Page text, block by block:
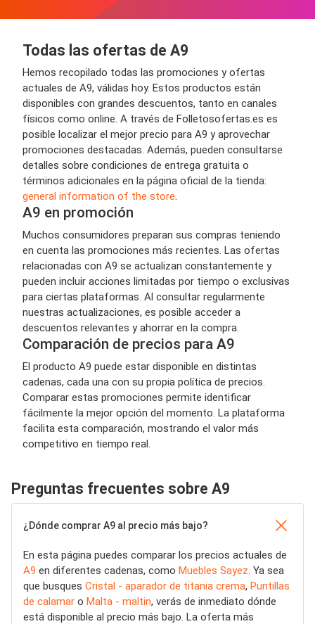
Todas las ofertas de A9
Hemos recopilado todas las promociones y ofertas
actuales de A9, válidas hoy. Estos productos están
disponibles con grandes descuentos, tanto en canales
físicos como online. A través de Folletosofertas.es es
posible localizar el mejor precio para A9 y aprovechar
promociones destacadas. Además, pueden consultarse
detalles sobre condiciones de entrega gratuita o
términos adicionales en la página oficial de la tienda:
general information of the store.
A9 en promoción
Muchos consumidores preparan sus compras teniendo
en cuenta las promociones más recientes. Las ofertas
relacionadas con A9 se actualizan constantemente y
pueden incluir acciones limitadas por tiempo o exclusivas
para ciertas plataformas. Al consultar regularmente
nuestras actualizaciones, es posible acceder a
descuentos relevantes y ahorrar en la compra.
Comparación de precios para A9
El producto A9 puede estar disponible en distintas
cadenas, cada una con su propia política de precios.
Comparar estas promociones permite identificar
fácilmente la mejor opción del momento. La plataforma
facilita esta comparación, mostrando el valor más
competitivo en tiempo real.
Preguntas frecuentes sobre A9
¿Dónde comprar A9 al precio más bajo?
En esta página puedes comparar los precios actuales de
A9 en diferentes cadenas, como Muebles Sayez. Ya sea
que busques Cristal - aparador de titania crema, Puntillas
de calamar o Malta - maltin, verás de inmediato dónde
está disponible al precio más bajo. La oferta más